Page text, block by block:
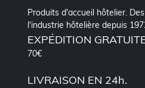
Produits d'accueil hôtelier.
l'industrie hôtelière depuis
EXPÉDITION
70€
LIVRAISON EN 24h.